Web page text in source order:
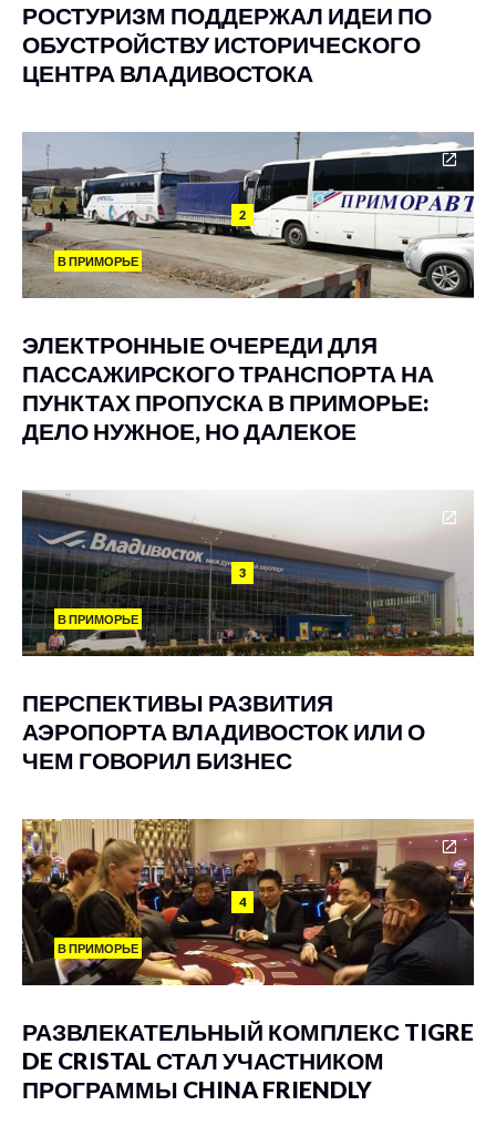
РОСТУРИЗМ ПОДДЕРЖАЛ ИДЕИ ПО
ОБУСТРОЙСТВУ ИСТОРИЧЕСКОГО
ЦЕНТРА ВЛАДИВОСТОКА
2
В ПРИМОРЬЕ
ЭЛЕКТРОННЫЕ ОЧЕРЕДИ ДЛЯ
ПАССАЖИРСКОГО ТРАНСПОРТА НА
ПУНКТАХ ПРОПУСКА В ПРИМОРЬЕ:
ДЕЛО НУЖНОЕ, НО ДАЛЕКОЕ
3
В ПРИМОРЬЕ
ПЕРСПЕКТИВЫ РАЗВИТИЯ
АЭРОПОРТА ВЛАДИВОСТОК ИЛИ О
ЧЕМ ГОВОРИЛ БИЗНЕС
4
В ПРИМОРЬЕ
РАЗВЛЕКАТЕЛЬНЫЙ КОМПЛЕКС TIGRE
DE CRISTAL СТАЛ УЧАСТНИКОМ
ПРОГРАММЫ CHINA FRIENDLY